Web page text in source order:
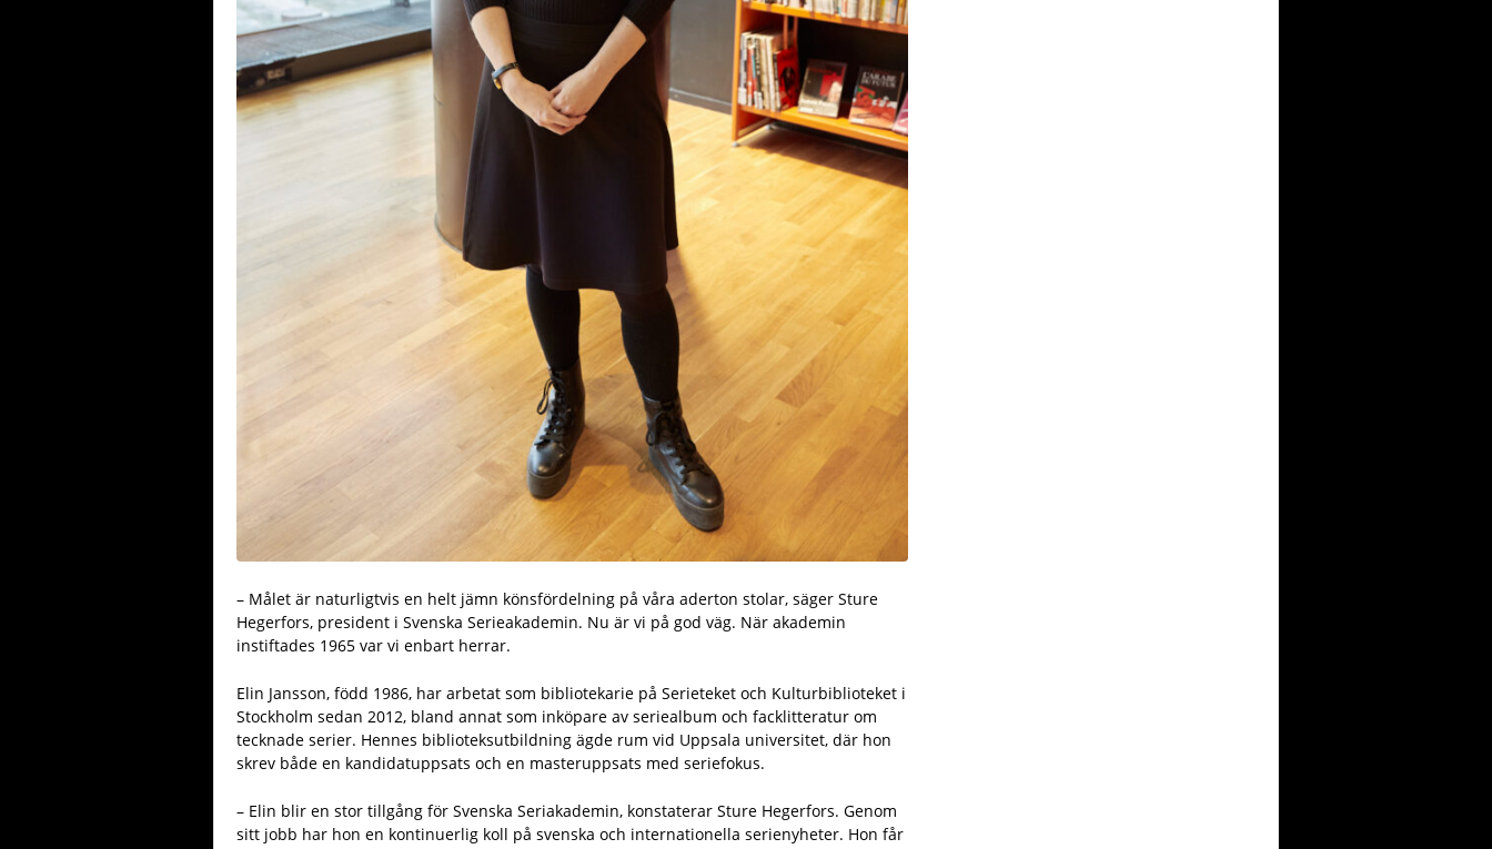
– Målet är naturligtvis en helt jämn könsfördelning på våra aderton stolar, säger Sture
Hegerfors, president i Svenska Serieakademin. Nu är vi på god väg. När akademin
instiftades 1965 var vi enbart herrar.
Elin Jansson, född 1986, har arbetat som bibliotekarie på Serieteket och Kultur­biblioteket i
Stockholm sedan 2012, bland annat som inköpare av seriealbum och facklitteratur om
tecknade serier. Hennes biblioteks­utbildning ägde rum vid Uppsala universitet, där hon
skrev både en kandidatuppsats och en masteruppsats med seriefokus.
– Elin blir en stor tillgång för Svenska Seriakademin, konstaterar Sture Hegerfors. Genom
sitt jobb har hon en kontinuerlig koll på svenska och internationella serienyheter. Hon får